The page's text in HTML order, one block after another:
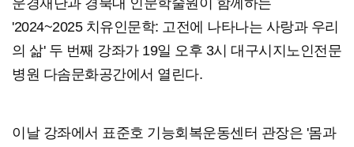
운경재단과 경북대 인문학술원이 함께하는
'2024~2025 치유인문학: 고전에 나타나는 사랑과 우리
의 삶' 두 번째 강좌가 19일 오후 3시 대구시지노인전문
병원 다솜문화공간에서 열린다.
이날 강좌에서 표준호 기능회복운동센터 관장은 '몸과